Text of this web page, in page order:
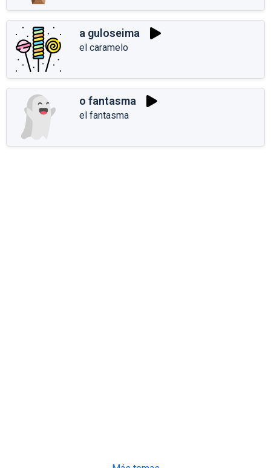
a guloseima
el caramelo
o fantasma
el fantasma